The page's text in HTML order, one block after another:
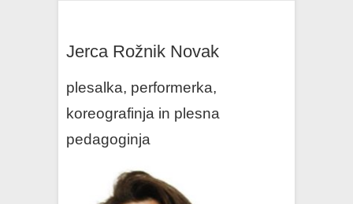
Jerca Rožnik Novak
plesalka, performerka,
koreografinja in plesna
pedagoginja